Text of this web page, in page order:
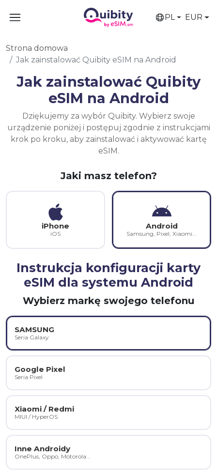
PL EUR
Strona domowa
Jak zainstalować Quibity eSIM na Android
Jak zainstalować Quibity
eSIM na Android
Dziękujemy za wybór Quibity. Wybierz swoje
urządzenie poniżej i postępuj zgodnie z instrukcjami
krok po kroku, aby zainstalować i aktywować kartę
eSIM.
Jaki masz telefon?
iPhone
iOS
Android
Samsung, Pixel, Xiaomi...
Instrukcja konfiguracji karty
eSIM dla systemu Android
Wybierz markę swojego telefonu
SAMSUNG
Seria Galaxy
Google Pixel
Seria Pixel
Xiaomi / Redmi
MIUI / HyperOS
Inne Androidy
OnePlus, Oppo, Motorola...